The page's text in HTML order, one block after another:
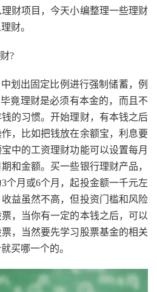
财项目，今天小编整理一些理财
财。
?
划出固定比例进行强制储蓄，例
竟理财是必须有本金的，而且不
的习惯。开始理财，有本钱之后
，比如把钱放在余额宝，利息要
中的工资理财功能可以设置每月
和金额。买一些银行理财产品，
个月或6个月，起投金额一千元左
益虽然不高，但投资门槛和风险
，当你有一定的本钱之后，可以
，当然要先学习股票基金的相关
买哪一个的。